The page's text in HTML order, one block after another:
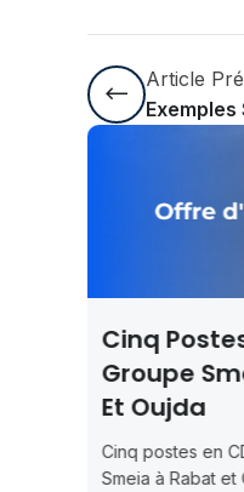
Article
En CDI Chez
À Rabat
chez Groupe
OujdaGroupe Smeia